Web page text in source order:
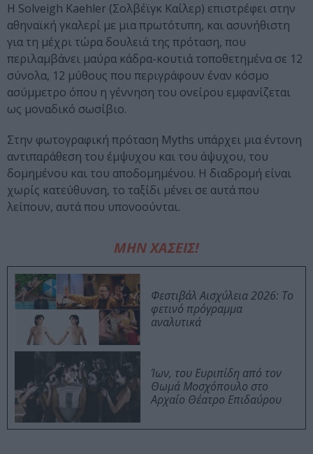
Η Solveigh Kaehler (Σολβέϊγκ Καίλερ) επιστρέφει στην
αθηναϊκή γκαλερί με μια πρωτότυπη, και ασυνήθιστη
για τη μέχρι τώρα δουλειά της πρόταση, που
περιλαμβάνει μαύρα κάδρα-κουτιά τοποθετημένα σε 12
σύνολα, 12 μύθους που περιγράφουν έναν κόσμο
ασύμμετρο όπου η γέννηση του ονείρου εμφανίζεται
ως μοναδικό σωσίβιο.
Στην φωτογραφική πρόταση Myths υπάρχει μια έντονη
αντιπαράθεση του έμψυχου και του άψυχου, του
δομημένου και του αποδομημένου. Η διαδρομή είναι
χωρίς κατεύθυνση, το ταξίδι μένει σε αυτά που
λείπουν, αυτά που υπονοούνται.
ΜΗΝ ΧΑΣΕΙΣ!
Φεστιβάλ Αισχύλεια 2026: Το
φετινό πρόγραμμα
αναλυτικά
Ίων, του Ευριπίδη από τον
Θωμά Μοσχόπουλο στο
Αρχαίο Θέατρο Επιδαύρου